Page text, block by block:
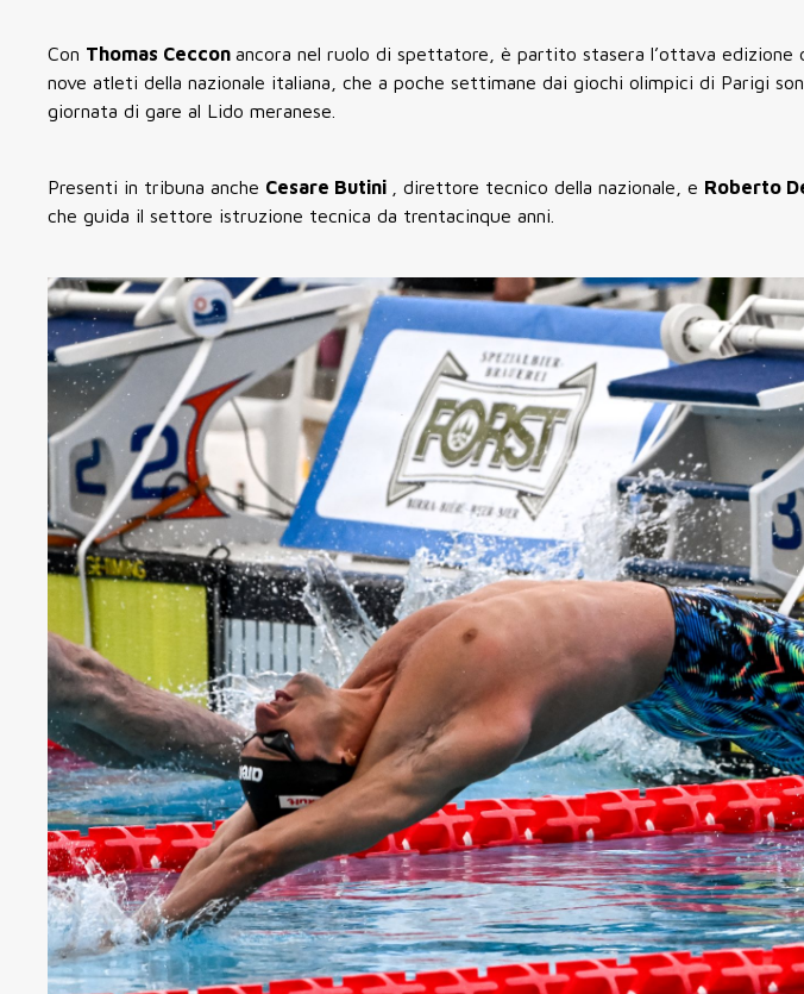
Con Thomas Ceccon ancora nel ruolo di spettatore, è partito stasera l’ottava edizione
nove atleti della nazionale italiana, che a poche settimane dai giochi olimpici di Parigi
giornata di gare al Lido meranese.
Presenti in tribuna anche Cesare Butini , direttore tecnico della nazionale, e Roberto
che guida il settore istruzione tecnica da trentacinque anni.